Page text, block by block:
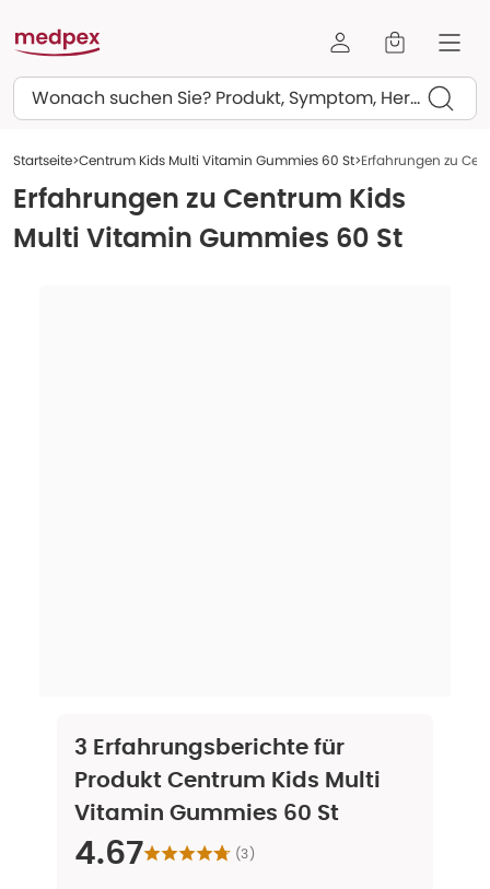
Suchen
Startseite Centrum Kids Multi Vitamin Gummies 60 St Erfahrungen zu
Erfahrungen zu Centrum Kids
Multi Vitamin Gummies 60 St
3 Erfahrungsberichte für
Produkt Centrum Kids Multi
Vitamin Gummies 60 St
4.67 (3)